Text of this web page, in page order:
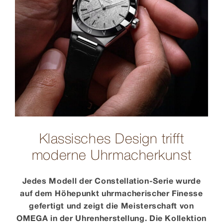
Klassisches Design trifft
moderne Uhrmacherkunst
Jedes Modell der Constellation-Serie wurde
auf dem Höhepunkt uhrmacherischer Finesse
gefertigt und zeigt die Meisterschaft von
OMEGA in der Uhrenherstellung. Die Kollektion